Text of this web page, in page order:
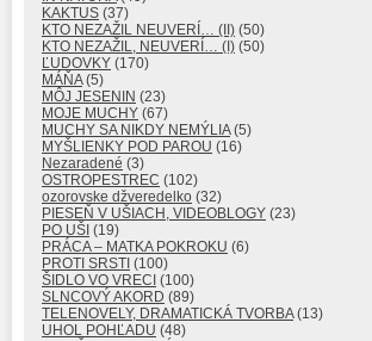
KAKTUS (37)
KTO NEZAŽIL NEUVERÍ… (II) (50)
KTO NEZAŽIL, NEUVERÍ… (I) (50)
ĽUDOVKY (170)
MÁŇA(5)
MÔJ JESENIN (23)
MOJE MUCHY (67)
MUCHY SA NIKDY NEMÝLIA(5)
MYŠLIENKY POD PAROU (16)
Nezaradené (3)
OSTROPESTREC (102)
ozorovske džveredelko (32)
PIESEŇ V UŠIACH, VIDEOBLOGY (23)
PO UŠI (19)
PRÁCA – MATKA POKROKU (6)
PROTI SRSTI (100)
ŠIDLO VO VRECI (100)
SLNCOVÝ AKORD (89)
TELENOVELY, DRAMATICKÁ TVORBA(13)
UHOL POHĽADU (48)